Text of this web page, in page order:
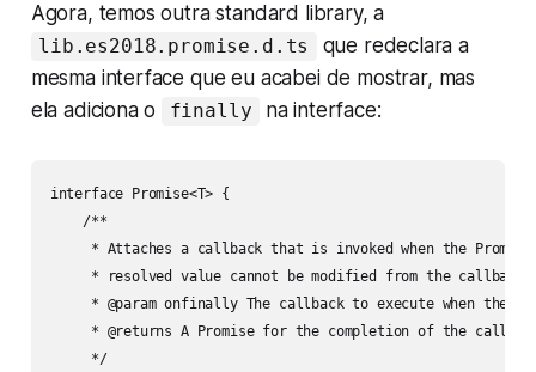
Agora, temos outra standard library, a
lib.es2018.promise.d.ts
que redeclara a
mesma interface que eu acabei de mostrar, mas
ela adiciona o
finally na interface:
interface Promise<T> {
    /**
* Attaches a callback that is invoked when the
     * resolved value cannot be modified from the callback.
* @param onfinally The callback to execute when the
* @returns A Promise for the completion of the
     */